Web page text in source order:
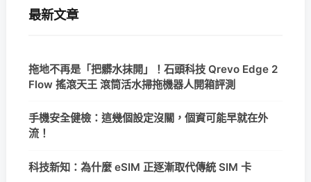
最新文章
拖地不再是「把髒水抹開」！石頭科技 Qrevo Edge 2
Flow 搖滾天王 滾筒活水掃拖機器人開箱評測
手機安全健檢：這幾個設定沒關，個資可能早就在外
流！
科技新知：為什麼 eSIM 正逐漸取代傳統 SIM 卡